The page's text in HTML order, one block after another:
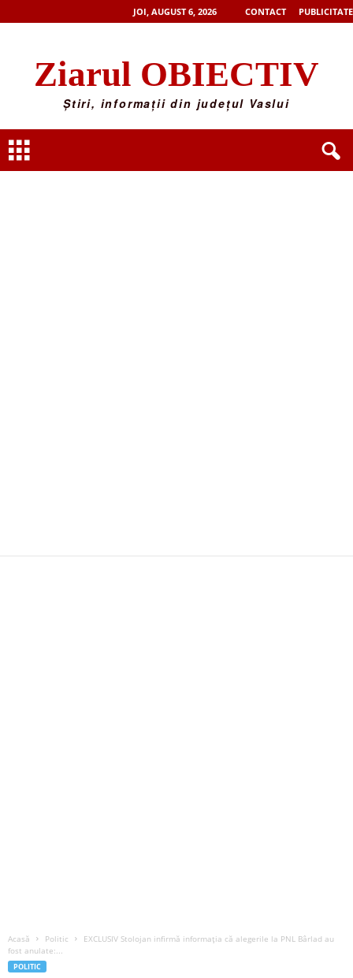
JOI, AUGUST 6, 2026 CONTACT PUBLICITATE
Ziarul OBIECTIV
Știri, informații din județul Vaslui
Acasă Politic
EXCLUSIV Stolojan infirmă informația că alegerile la PNL Bârlad au
fost anulate:...
POLITIC